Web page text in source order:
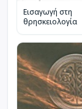
Εισαγωγή στη
θρησκειολογία